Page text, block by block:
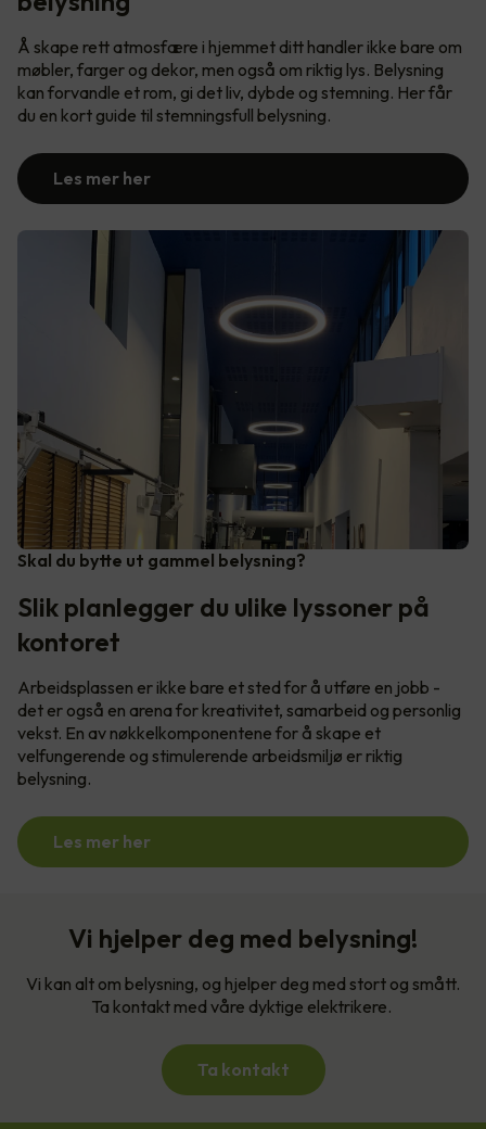
Å skape rett atmosfære i hjemmet ditt handler ikke bare om
møbler, farger og dekor, men også om riktig lys. Belysning
kan forvandle et rom, gi det liv, dybde og stemning. Her får
du en kort guide til stemningsfull belysning.
Les mer her
Skal du bytte ut gammel belysning?
Slik planlegger du ulike lyssoner på
kontoret
Arbeidsplassen er ikke bare et sted for å utføre en jobb -
det er også en arena for kreativitet, samarbeid og personlig
vekst. En av nøkkelkomponentene for å skape et
velfungerende og stimulerende arbeidsmiljø er riktig
belysning.
Les mer her
Vi hjelper deg med belysning!
Vi kan alt om belysning, og hjelper deg med stort og smått.
Ta kontakt med våre dyktige elektrikere.
Ta kontakt